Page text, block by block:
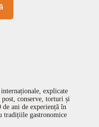
explicate
conserve, torturi și
ani de experiență în
tradițiile gastronomice